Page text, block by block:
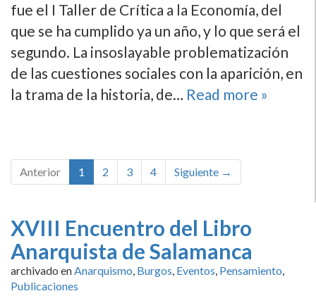
fue el I Taller de Crí­tica a la Economí­a, del
que se ha cumplido ya un año, y lo que será el
segundo. La insoslayable problematización
de las cuestiones sociales con la aparición, en
la trama de la historia, de… Read more »
Anterior 1 2 3 4 Siguiente →
XVIII Encuentro del Libro
Anarquista de Salamanca
archivado enAnarquismo, Burgos, Eventos, Pensamiento,
Publicaciones